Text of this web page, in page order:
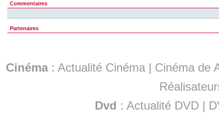
Commentaires
Partenaires
Cinéma: Actualité Cinéma | Cinéma de
Dvd : Actualité DVD |